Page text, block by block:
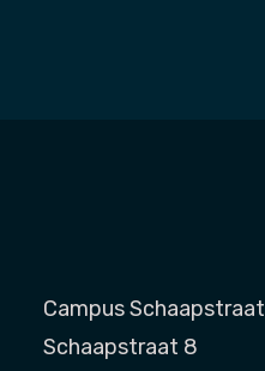
Campus Schaapstraat
Schaapstraat 8